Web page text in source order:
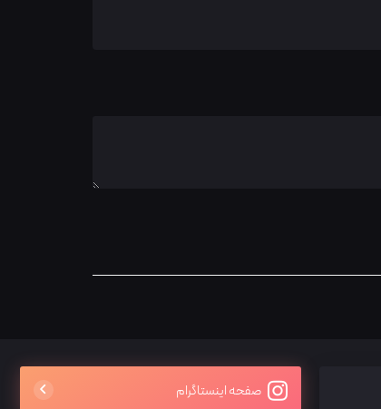
صفحه اینستاگرام